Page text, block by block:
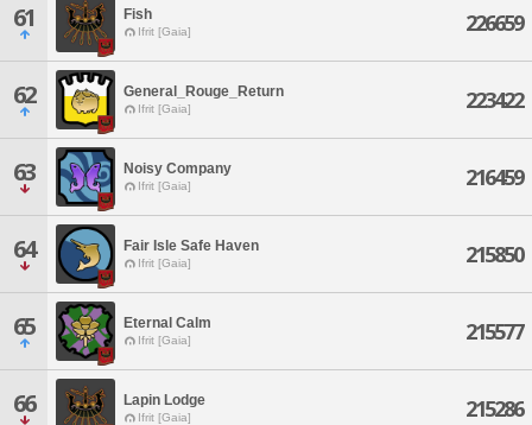
61 Fish
Ifrit [Gaia] 226659
62 General_Rouge_Return
Ifrit [Gaia] 223422
63 Noisy Company
Ifrit [Gaia] 216459
64 Fair Isle Safe Haven
Ifrit [Gaia] 215850
65 Eternal Calm
Ifrit [Gaia] 215577
66 Lapin Lodge
Ifrit [Gaia] 215286